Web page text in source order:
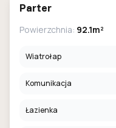
Parter
Powierzchnia: 92.1m²
Wiatrołap
Komunikacja
Łazienka